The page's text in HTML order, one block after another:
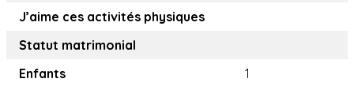
J’aime ces activités physiques
Statut matrimonial
Enfants
1